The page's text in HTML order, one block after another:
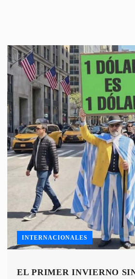
INTERNACIONALES
EL PRIMER INVIERNO